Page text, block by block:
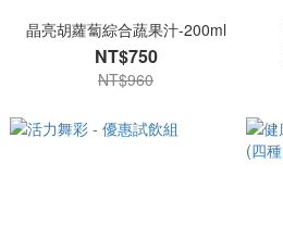
晶亮胡蘿蔔綜合蔬果汁-200ml
NT$750
NT$960